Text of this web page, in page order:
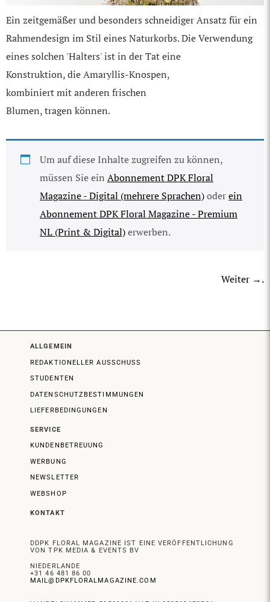
Ein zeitgemäßer und besonders schneidiger Ansatz für ein
Rahmendesign im Stil eines Naturkorbs. Die Verwendung
eines solchen 'Halters' ist in der Tat eine
Konstruktion, die Amaryllis-Knospen,
kombiniert mit anderen frischen
Blumen, tragen können.
Um auf diese Inhalte zugreifen zu können,
müssen Sie ein Abonnement DPK Floral
Magazine - Digital (mehrere Sprachen)oderein
Abonnement DPK Floral Magazine - Premium
NL (Print & Digital)erwerben.
Weiter →.
ALLGEMEIN
REDAKTIONELLER AUSSCHUSS
STUDENTEN
DATENSCHUTZBESTIMMUNGEN
LIEFERBEDINGUNGEN
SERVICE
KUNDENBETREUUNG
WERBUNG
NEWSLETTER
WEBSHOP
KONTAKT
DDPK FLORAL MAGAZINE IST EINE VERÖFFENTLICHUNG
VON TPK MEDIA & EVENTS BV
NIEDERLANDE
+31 46 481 86 00
MAIL@DPKFLORALMAGAZINE.COM